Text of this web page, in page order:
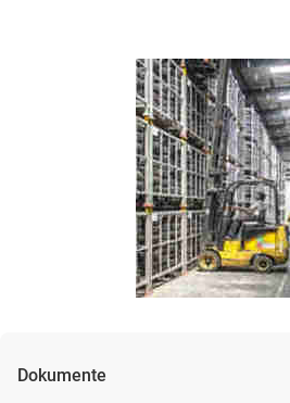
Dokumente